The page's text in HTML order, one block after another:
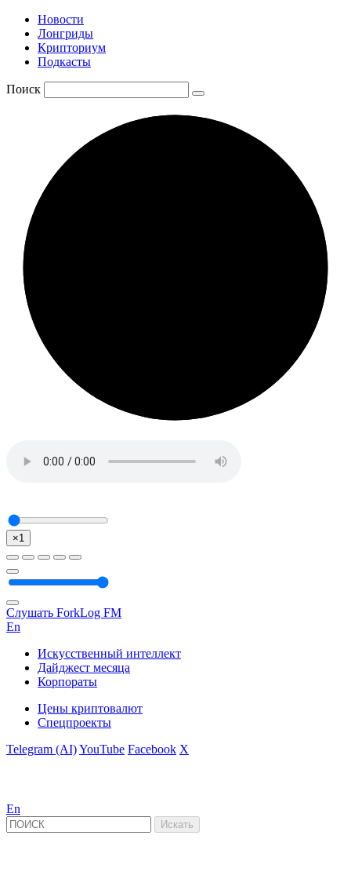
Новости
Лонгриды
Крипториум
Подкасты
Поиск
×1
Слушать ForkLog FM
En
Искусственный интеллект
Дайджест месяца
Корпораты
Цены криптовалют
Спецпроекты
Telegram (AI)YouTube Facebook X
En